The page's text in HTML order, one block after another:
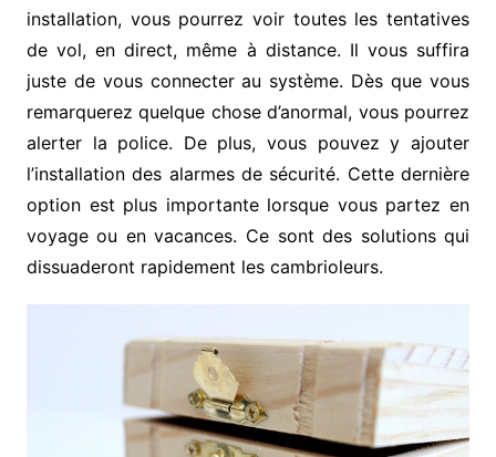
installation, vous pourrez voir toutes les tentatives
de vol, en direct, même à distance. Il vous suffira
juste de vous connecter au système. Dès que vous
remarquerez quelque chose d’anormal, vous pourrez
alerter la police. De plus, vous pouvez y ajouter
l’installation des alarmes de sécurité. Cette dernière
option est plus importante lorsque vous partez en
voyage ou en vacances. Ce sont des solutions qui
dissuaderont rapidement les cambrioleurs.